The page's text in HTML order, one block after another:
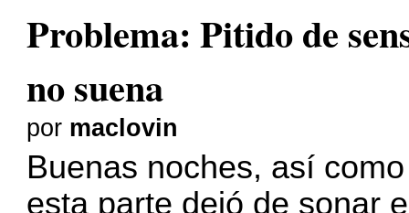
Problema: Pitido de
no suena
por maclovin
Buenas noches, así
esta parte dejó de sonar